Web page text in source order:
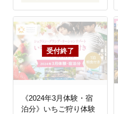
《2024年3月体験・宿
泊分》いちご狩り体験